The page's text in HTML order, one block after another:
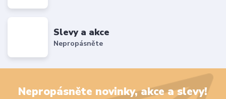
Slevy a akce
Nepropásněte
Nepropásněte novinky, akce a slevy!